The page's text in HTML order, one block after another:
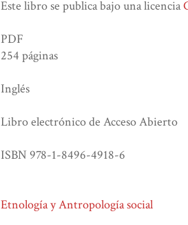
Este libro se publica bajo una licencia
PDF
254 páginas
Inglés
Libro electrónico de Acceso Abierto
ISBN 978-1-8496-4918-6
Etnología y Antropología social